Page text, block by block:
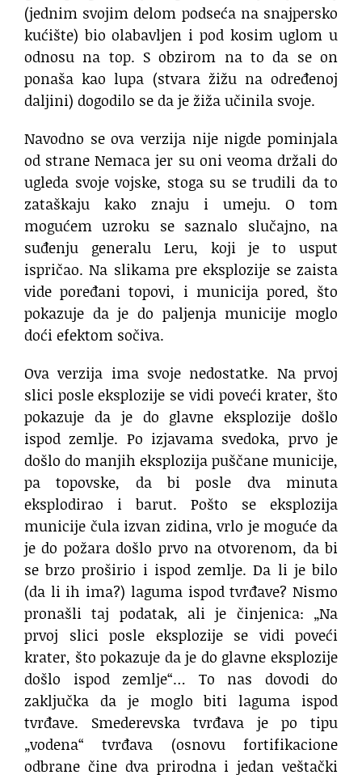
(jednim svojim delom podseća na snajpersko
kućište) bio olabavljen i pod kosim uglom u
odnosu na top. S obzirom na to da se on
ponaša kao lupa (stvara žižu na određenoj
daljini) dogodilo se da je žiža učinila svoje.
Navodno se ova verzija nije nigde pominjala
od strane Nemaca jer su oni veoma držali do
ugleda svoje vojske, stoga su se trudili da to
zataškaju kako znaju i umeju. O tom
mogućem uzroku se saznalo slučajno, na
suđenju generalu Leru, koji je to usput
ispričao. Na slikama pre eksplozije se zaista
vide poređani topovi, i municija pored, što
pokazuje da je do paljenja municije moglo
doći efektom sočiva.
Ova verzija ima svoje nedostatke. Na prvoj
slici posle eksplozije se vidi poveći krater, što
pokazuje da je do glavne eksplozije došlo
ispod zemlje. Po izjavama svedoka, prvo je
došlo do manjih eksplozija puščane municije,
pa topovske, da bi posle dva minuta
eksplodirao i barut. Pošto se eksplozija
municije čula izvan zidina, vrlo je moguće da
je do požara došlo prvo na otvorenom, da bi
se brzo proširio i ispod zemlje. Da li je bilo
(da li ih ima?) laguma ispod tvrđave? Nismo
pronašli taj podatak, ali je činjenica: „Na
prvoj slici posle eksplozije se vidi poveći
krater, što pokazuje da je do glavne eksplozije
došlo ispod zemlje“… To nas dovodi do
zaključka da je moglo biti laguma ispod
tvrđave. Smederevska tvrđava je po tipu
„vodena“ tvrđava (osnovu fortifikacione
odbrane čine dva prirodna i jedan veštački